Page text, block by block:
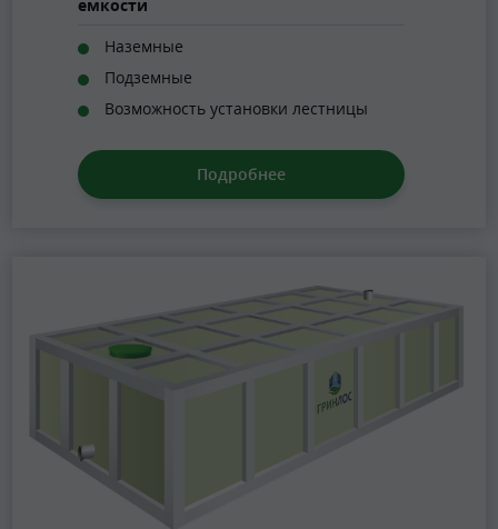
емкости
Наземные
Подземные
Возможность установки лестницы
Подробнее